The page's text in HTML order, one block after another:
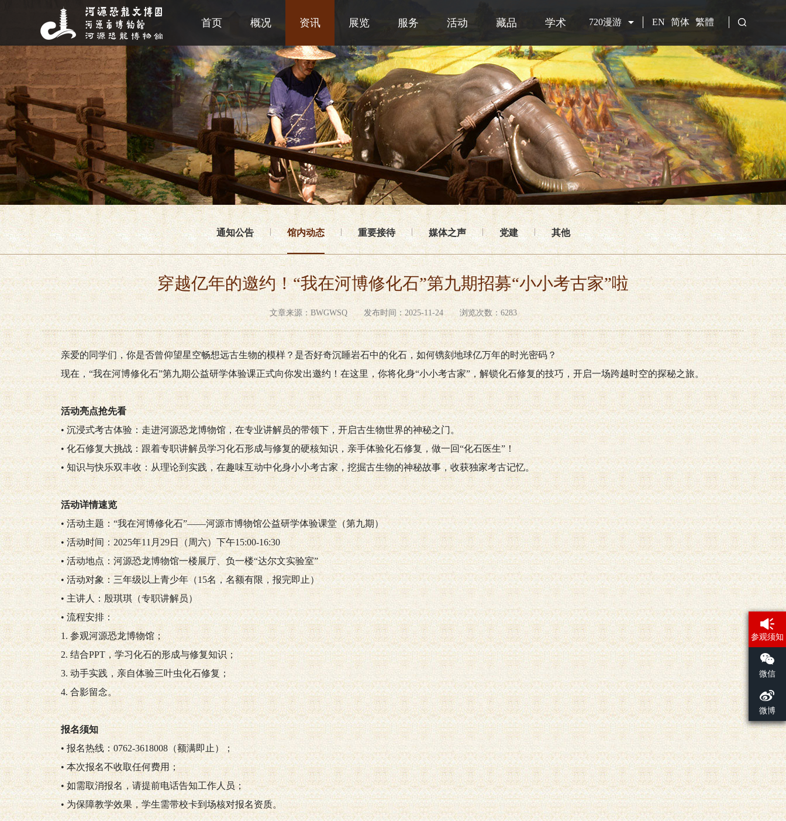
首页 概况 资讯 展览 服务 活动 藏品 学术 720漫游 EN 简体 繁體
通知公告 馆内动态 重要接待 媒体之声 党建 其他
穿越亿年的邀约！“我在河博修化石”第九期招募“小小考古家”啦
文章来源：BWGWSQ 发布时间：2025-11-24 浏览次数：6283
亲爱的同学们，你是否曾仰望星空畅想远古生物的模样？是否好奇沉睡岩石中的化石，如何镌刻地球亿万年的时光密码？
现在，“我在河博修化石”第九期公益研学体验课正式向你发出邀约！在这里，你将化身“小小考古家”，解锁化石修复的技巧，开启一场跨越时空的探秘之旅。
活动亮点抢先看
• 沉浸式考古体验：走进河源恐龙博物馆，在专业讲解员的带领下，开启古生物世界的神秘之门。
• 化石修复大挑战：跟着专职讲解员学习化石形成与修复的硬核知识，亲手体验化石修复，做一回“化石医生”！
• 知识与快乐双丰收：从理论到实践，在趣味互动中化身小小考古家，挖掘古生物的神秘故事，收获独家考古记忆。
活动详情速览
• 活动主题：“我在河博修化石”——河源市博物馆公益研学体验课堂（第九期）
• 活动时间：2025年11月29日（周六）下午15:00-16:30
• 活动地点：河源恐龙博物馆一楼展厅、负一楼“达尔文实验室”
• 活动对象：三年级以上青少年（15名，名额有限，报完即止）
• 主讲人：殷琪琪（专职讲解员）
• 流程安排：
1. 参观河源恐龙博物馆；
2. 结合PPT，学习化石的形成与修复知识；
3. 动手实践，亲自体验三叶虫化石修复；
4. 合影留念。
报名须知
• 报名热线：0762-3618008（额满即止）；
• 本次报名不收取任何费用；
• 如需取消报名，请提前电话告知工作人员；
• 为保障教学效果，学生需带校卡到场核对报名资质。
参观须知
微信
微博